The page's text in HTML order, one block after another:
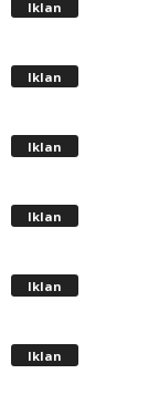
Iklan
Iklan
Iklan
Iklan
Iklan
Iklan